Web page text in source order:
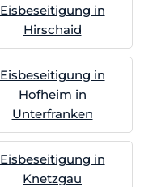
Eisbeseitigung in
Hirschaid
Eisbeseitigung in
Hofheim in
Unterfranken
Eisbeseitigung in
Knetzgau